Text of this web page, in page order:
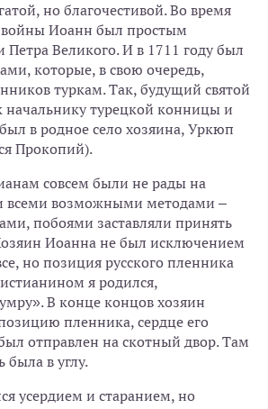
но благочестивой. Во время
войны Иоанн был простым
Петра Великого. И в 1711 году был
которые, в свою очередь,
туркам. Так, будущий святой
начальнику турецкой конницы и
в родное село хозяина, Уркюп
Прокопий).
совсем были не рады на
всеми возможными методами –
побоями заставляли принять
Иоанна не был исключением
но позиция русского пленника
я родился,
В конце концов хозяин
пленника, сердце его
отправлен на скотный двор. Там
была в углу.
усердием и старанием, но